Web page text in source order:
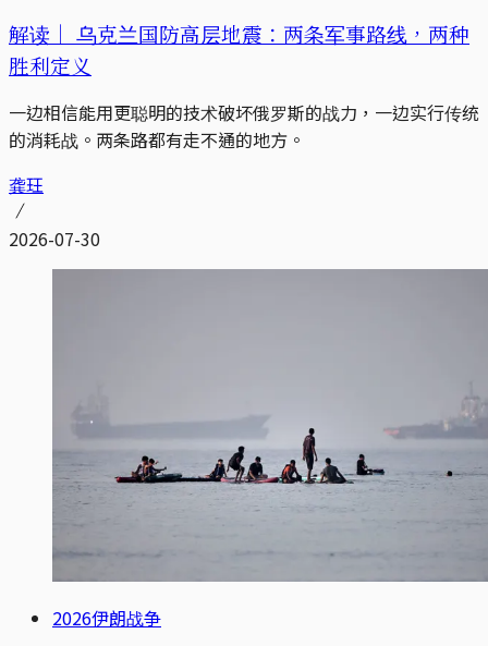
解读｜ 乌克兰国防高层地震：两条军事路线，两种
胜利定义
一边相信能用更聪明的技术破坏俄罗斯的战力，一边实行传统
的消耗战。两条路都有走不通的地方。
龚玨
2026-07-30
2026伊朗战争